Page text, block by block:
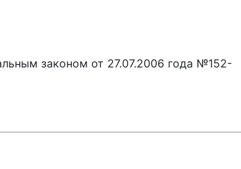
законом от 27.07.2006 года №152-